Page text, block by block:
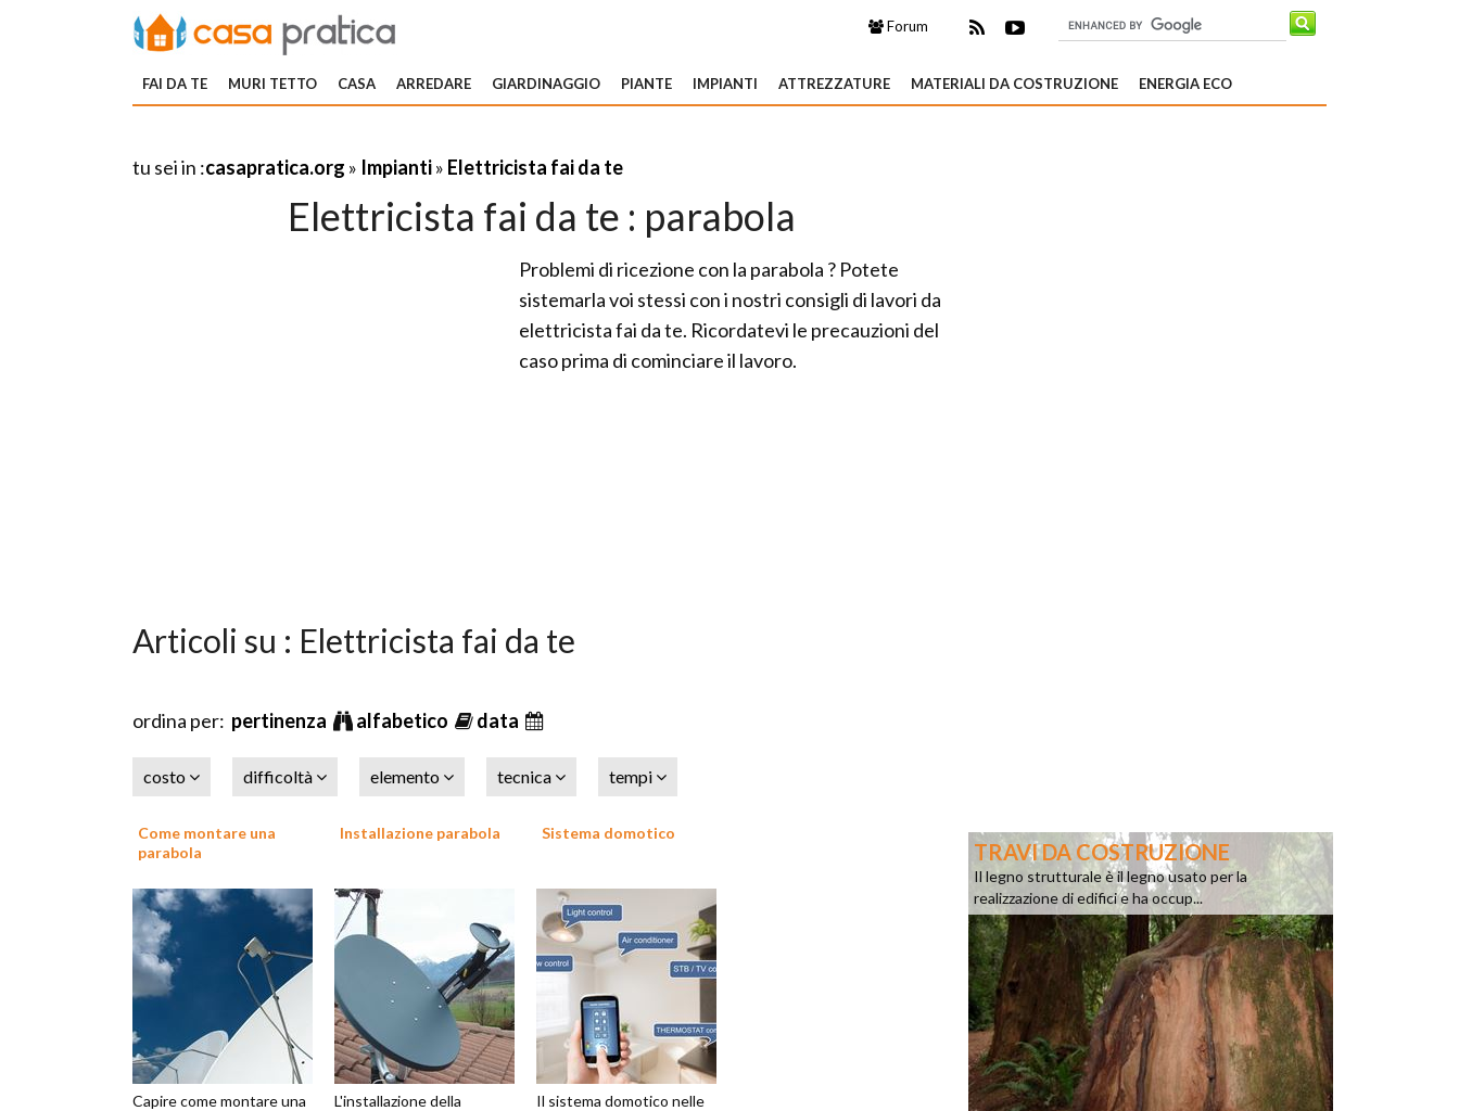
Forum
FAI DA TE MURI TETTO CASA ARREDARE GIARDINAGGIO PIANTE IMPIANTI ATTREZZATURE MATERIALI DA COSTRUZIONE ENERGIA ECO
tu sei in :casapratica.org » Impianti» Elettricista fai da te
Elettricista fai da te : parabola
Problemi di ricezione con la parabola ? Potete
sistemarla voi stessi con i nostri consigli di lavori da
elettricista fai da te. Ricordatevi le precauzioni del
caso prima di cominciare il lavoro.
Articoli su : Elettricista fai da te
ordina per: pertinenza alfabetico data
costo difficoltà elemento tecnica tempi
Come montare una
parabola
Capire come montare una
Installazione parabola
L'installazione della
Sistema domotico
Il sistema domotico nelle
TRAVI DA COSTRUZIONE
Il legno strutturale è il legno usato per la
realizzazione di edifici e ha occup...